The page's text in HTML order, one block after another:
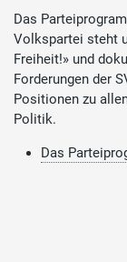
Das
Volkspartei steht
Freiheit!» und
Forderungen der
Positionen zu
Politik.
Das